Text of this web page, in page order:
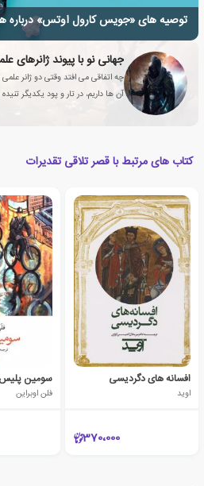
جهانی نو با پیوند ژانرهای
چه اتفاقی می افتد وقتی دو ژانر علمی
آن ها داریم، در تار و پود یکدیگر
کتاب های مرتبط با قصر تلاقی تقدیرات
افسانه های دگردیسی
اوید
370،000
سومین پلیس
فلن اوبراین